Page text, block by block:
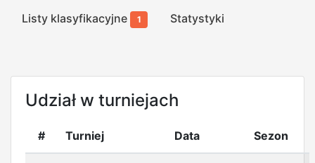
Listy klasyfikacyjne
1 Statystyki
Udział w turniejach
# Turniej Data Sezon